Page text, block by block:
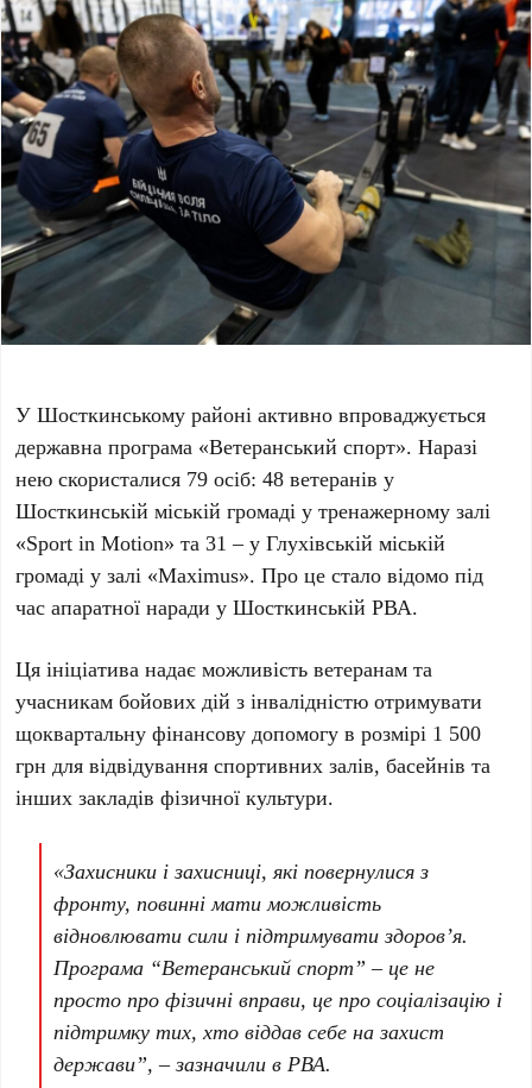
У Шосткинському районі активно впроваджується
державна програма «Ветеранський спорт». Наразі
нею скористалися 79 осіб: 48 ветеранів у
Шосткинській міській громаді у тренажерному залі
«Sport in Motion» та 31 – у Глухівській міській
громаді у залі «Maximus». Про це стало відомо під
час апаратної наради у Шосткинській РВА.
Ця ініціатива надає можливість ветеранам та
учасникам бойових дій з інвалідністю отримувати
щоквартальну фінансову допомогу в розмірі 1 500
грн для відвідування спортивних залів, басейнів та
інших закладів фізичної культури.
«Захисники і захисниці, які повернулися з
фронту, повинні мати можливість
відновлювати сили і підтримувати здоров’я.
Програма “Ветеранський спорт” – це не
просто про фізичні вправи, це про соціалізацію і
підтримку тих, хто віддав себе на захист
держави”, – зазначили в РВА.